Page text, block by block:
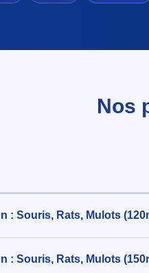
Nos
: Souris, Rats, Mulots
: Souris, Rats, Mulots